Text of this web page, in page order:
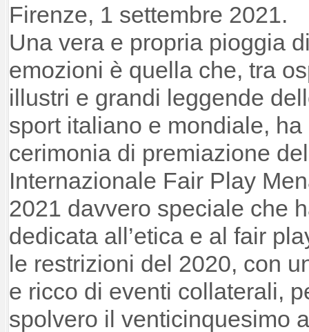
Firenze, 1 settembre 2021.
Una vera e propria pioggia
emozioni è quella che, tra
illustri e grandi leggende
sport italiano e mondiale,
cerimonia di premiazione
Internazionale Fair Play
2021 davvero speciale che
dedicata all’etica e al fair
le restrizioni del 2020, con
e ricco di eventi collaterali,
spolvero il venticinquesimo